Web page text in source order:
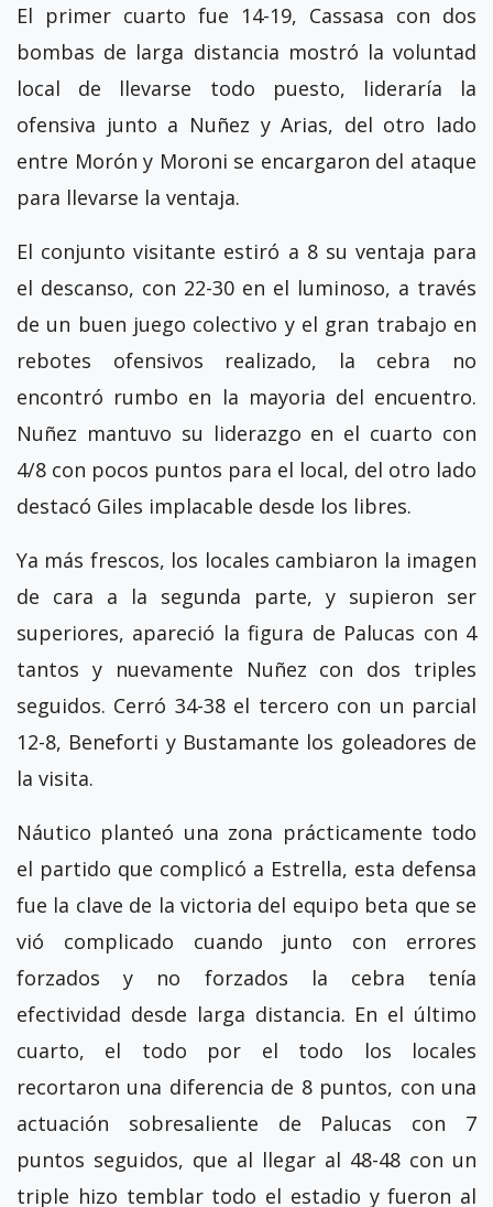
El primer cuarto fue 14-19, Cassasa con dos
bombas de larga distancia mostró la voluntad
local de llevarse todo puesto, lideraría la
ofensiva junto a Nuñez y Arias, del otro lado
entre Morón y Moroni se encargaron del ataque
para llevarse la ventaja.
El conjunto visitante estiró a 8 su ventaja para
el descanso, con 22-30 en el luminoso, a través
de un buen juego colectivo y el gran trabajo en
rebotes ofensivos realizado, la cebra no
encontró rumbo en la mayoria del encuentro.
Nuñez mantuvo su liderazgo en el cuarto con
4/8 con pocos puntos para el local, del otro lado
destacó Giles implacable desde los libres.
Ya más frescos, los locales cambiaron la imagen
de cara a la segunda parte, y supieron ser
superiores, apareció la figura de Palucas con 4
tantos y nuevamente Nuñez con dos triples
seguidos. Cerró 34-38 el tercero con un parcial
12-8, Beneforti y Bustamante los goleadores de
la visita.
Náutico planteó una zona prácticamente todo
el partido que complicó a Estrella, esta defensa
fue la clave de la victoria del equipo beta que se
vió complicado cuando junto con errores
forzados y no forzados la cebra tenía
efectividad desde larga distancia. En el último
cuarto, el todo por el todo los locales
recortaron una diferencia de 8 puntos, con una
actuación sobresaliente de Palucas con 7
puntos seguidos, que al llegar al 48-48 con un
triple hizo temblar todo el estadio y fueron al